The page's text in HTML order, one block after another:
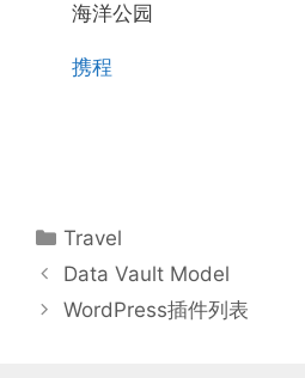
海洋公园
携程
分
类
Travel
Data Vault Model
WordPress插件列表